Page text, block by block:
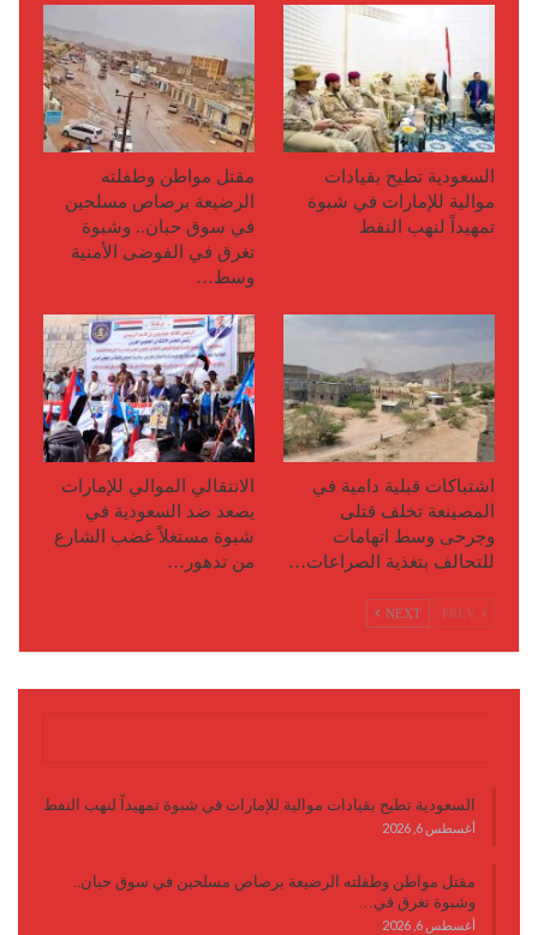
السعودية تطيح بقيادات
موالية للإمارات في شبوة
تمهيداً لنهب النفط
مقتل مواطن وطفلته
الرضيعة برصاص مسلحين
في سوق حبان.. وشبوة
تغرق في الفوضى الأمنية
وسط…
اشتباكات قبلية دامية في
المصينعة تخلف قتلى
وجرحى وسط اتهامات
للتحالف بتغذية الصراعات…
الانتقالي الموالي للإمارات
يصعد ضد السعودية في
شبوة مستغلاً غضب الشارع
من تدهور…
NEXT
السعودية تطيح بقيادات موالية للإمارات في شبوة تمهيداً لنهب النفط
أغسطس 6, 2026
مقتل مواطن وطفلته الرضيعة برصاص مسلحين في سوق حبان..
وشبوة تغرق في…
أغسطس 6, 2026